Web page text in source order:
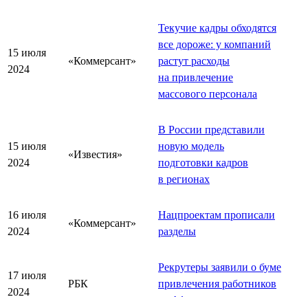
15 июля
2024
«Коммерсант»
Текучие кадры обходятся
все дороже: у компаний
растут расходы
на привлечение
массового персонала
15 июля
2024
«Известия»
В России представили
новую модель
подготовки кадров
в регионах
16 июля
2024
«Коммерсант»
Нацпроектам прописали
разделы
17 июля
2024
РБК
Рекрутеры заявили о буме
привлечения работников